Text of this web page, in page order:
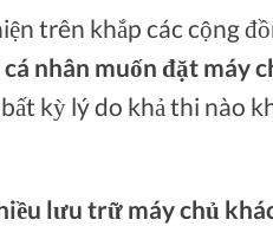
trên khắp các cộng
nhân muốn đặt máy
kỳ lý do khả thi nào
lưu trữ máy chủ